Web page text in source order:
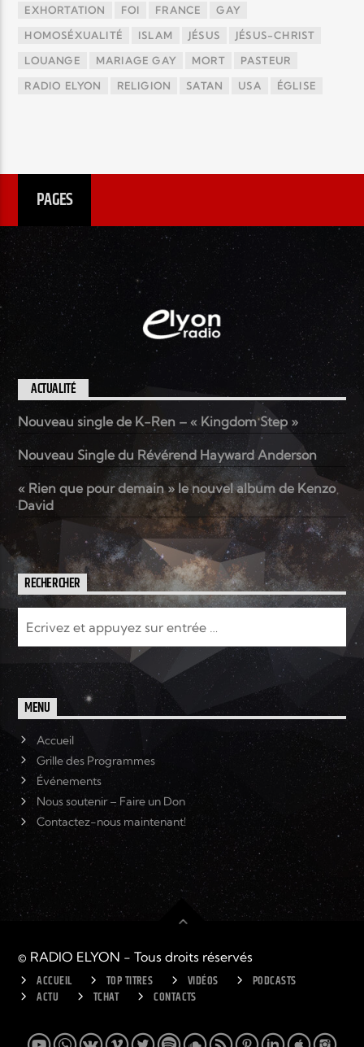
EXHORTATION FOI FRANCE GAY
HOMOSÉXUALITÉ ISLAM JÉSUS JÉSUS-CHRIST
LOUANGE MARIAGE GAY MORT PASTEUR
RADIO ELYON RELIGION SATAN USA ÉGLISE
PAGES
ACTUALITÉ
Nouveau single de K-Ren – « Kingdom Step »
Nouveau Single du Révérend Hayward Anderson
« Rien que pour demain » le nouvel album de Kenzo
David
RECHERCHER
MENU
Accueil
Grille des Programmes
Événements
Nous soutenir – Faire un Don
Contactez-nous maintenant!
© RADIO ELYON - Tous droits réservés
ACCUEIL TOP TITRES VIDÉOS
PODCASTS
ACTU
TCHAT CONTACTS